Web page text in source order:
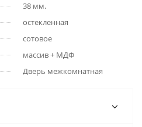
38 мм.
остекленная
сотовое
массив + МДФ
Дверь межкомнатная